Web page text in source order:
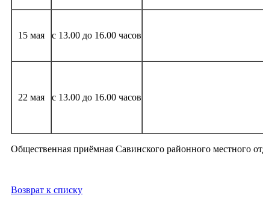
15 мая с 13.00 до 16.00 часов
22 мая с 13.00 до 16.00 часов
Общественная приёмная Савинского районного местного
Возврат к списку